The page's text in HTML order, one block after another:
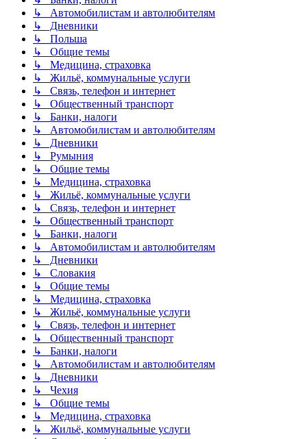
↳ Автомобилистам и автолюбителям
↳ Дневники
↳ Польша
↳ Общие темы
↳ Медицина, страховка
↳ Жильё, коммунальные услуги
↳ Связь, телефон и интернет
↳ Общественный транспорт
↳ Банки, налоги
↳ Автомобилистам и автолюбителям
↳ Дневники
↳ Румыния
↳ Общие темы
↳ Медицина, страховка
↳ Жильё, коммунальные услуги
↳ Связь, телефон и интернет
↳ Общественный транспорт
↳ Банки, налоги
↳ Автомобилистам и автолюбителям
↳ Дневники
↳ Словакия
↳ Общие темы
↳ Медицина, страховка
↳ Жильё, коммунальные услуги
↳ Связь, телефон и интернет
↳ Общественный транспорт
↳ Банки, налоги
↳ Автомобилистам и автолюбителям
↳ Дневники
↳ Чехия
↳ Общие темы
↳ Медицина, страховка
↳ Жильё, коммунальные услуги